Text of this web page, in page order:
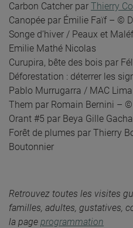
Carbon Catcher par Thierry
Canopée par Émilie Faïf – ©
Songe d’hiver / Peaux et
Emilie Mathé Nicolas
Curupira, bête des bois par
Déforestation : déterrer les
Pablo Murrugarra / MAC Lima
Them par Romain Bernini –
Orant #5 par Beya Gille
Forêt de plumes par Thierry
Boutonnier
Retrouvez toutes les visites
familles, adultes, gustatives,
la page programmation